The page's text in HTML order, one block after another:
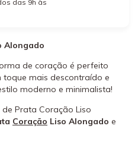
das 9h às
Alongado
de coração é perfeito
mais descontraído e
moderno e minimalista!
Prata Coração Liso
Coração Liso Alongado e